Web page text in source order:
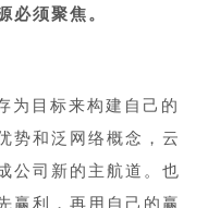
必须聚焦。
为目标来构建自己的
势和泛网络概念，云
公司新的主航道。也
赢利，再用自己的赢